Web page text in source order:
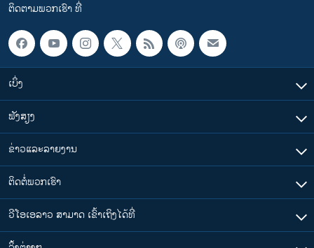
ຕິດຕາມພວກເຮົາ ທີ່
ເບິ່ງ
ຟັງສຽງ
ຂ່າວແລະລາຍງານ
ຕິດຕໍ່ພວກເຮົາ
ວີໂອເອລາວ ສາມາດ ເຂົ້າເຖິງໄດ້ທີ່